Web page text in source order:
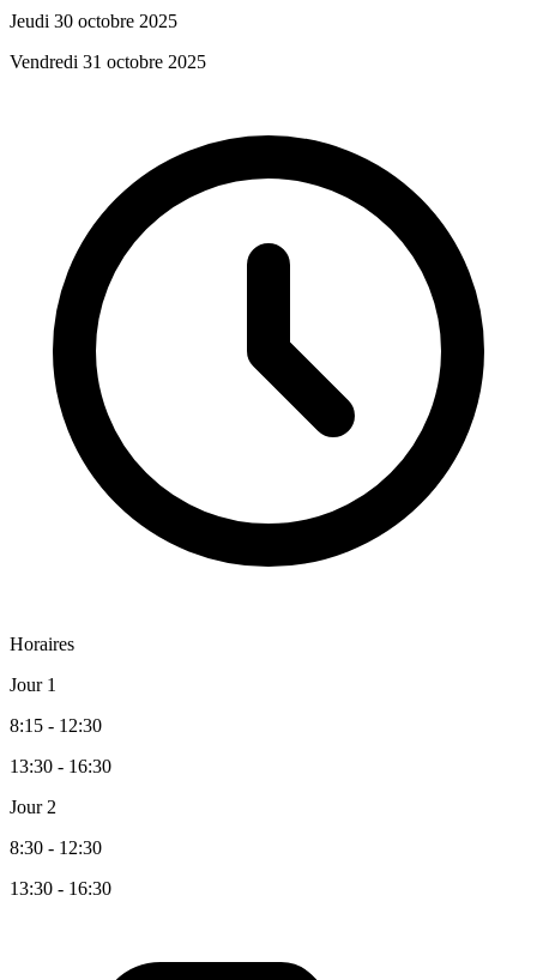
Jeudi 30 octobre 2025
Vendredi 31 octobre 2025
Horaires
Jour 1
8:15 - 12:30
13:30 - 16:30
Jour 2
8:30 - 12:30
13:30 - 16:30